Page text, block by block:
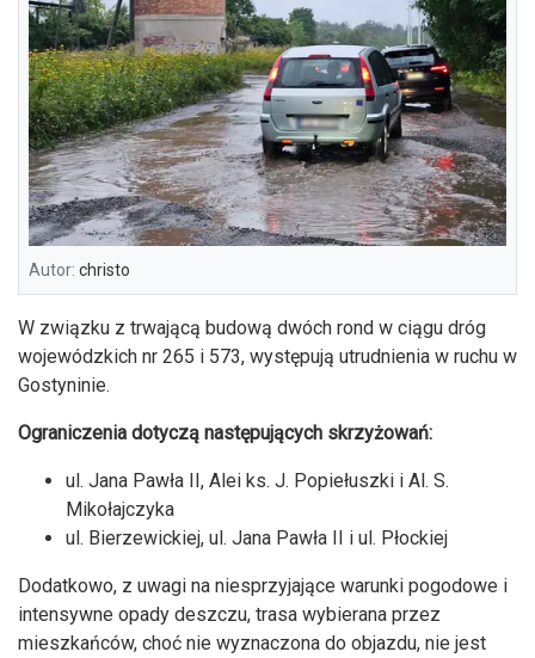
Autor: christo
W związku z trwającą budową dwóch rond w ciągu dróg
wojewódzkich nr 265 i 573, występują utrudnienia w ruchu w
Gostyninie.
Ograniczenia dotyczą następujących skrzyżowań:
ul. Jana Pawła II, Alei ks. J. Popiełuszki i Al. S.
Mikołajczyka
ul. Bierzewickiej, ul. Jana Pawła II i ul. Płockiej
Dodatkowo, z uwagi na niesprzyjające warunki pogodowe i
intensywne opady deszczu, trasa wybierana przez
mieszkańców, choć nie wyznaczona do objazdu, nie jest